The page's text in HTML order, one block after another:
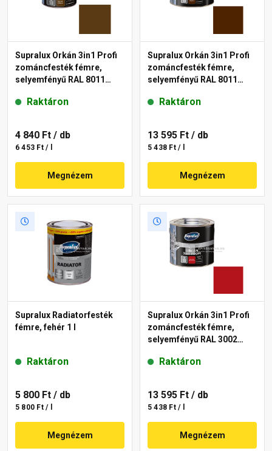
Supralux Orkán 3in1 Profi
zománcfesték fémre,
selyemfényű RAL 8011
Raktáron
4 840 Ft / db
6 453 Ft / l
Megnézem
Supralux Orkán 3in1 Profi
zománcfesték fémre,
selyemfényű RAL 8011
Raktáron
13 595 Ft / db
5 438 Ft / l
Megnézem
Supralux Radiatorfesték
fémre, fehér 1 l
Raktáron
5 800 Ft / db
5 800 Ft / l
Megnézem
Supralux Orkán 3in1 Profi
zománcfesték fémre,
selyemfényű RAL 3002
Raktáron
13 595 Ft / db
5 438 Ft / l
Megnézem